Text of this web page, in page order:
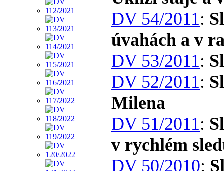
DV 54/2011:
úvahách a v
DV 53/2011:
DV 52/2011:
Milena
DV 51/2011:
v rychlém
DV 50/2010: